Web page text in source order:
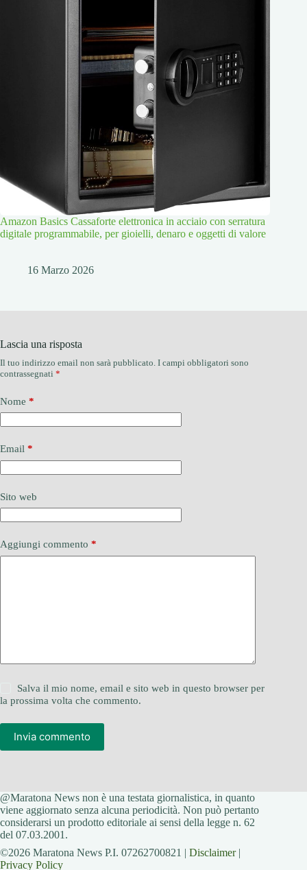
Amazon Basics Cassaforte elettronica in acciaio con serratura
digitale programmabile, per gioielli, denaro e oggetti di valore
16 Marzo 2026
Lascia una risposta
Il tuo indirizzo email non sarà pubblicato. I campi obbligatori sono
contrassegnati *
Nome *
Email *
Sito web
Aggiungi commento *
Salva il mio nome, email e sito web in questo browser per
la prossima volta che commento.
Invia commento
@Maratona News non è una testata giornalistica, in quanto
viene aggiornato senza alcuna periodicità. Non può pertanto
considerarsi un prodotto editoriale ai sensi della legge n. 62
del 07.03.2001.
©2026 Maratona News P.I. 07262700821 | Disclaimer|
Privacy Policy